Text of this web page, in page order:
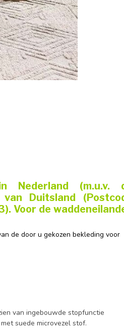
Nederland (m.u.v.
van Duitsland
Voor de
de door u gekozen bekleding voor
van ingebouwde stopfunctie
suede microvezel stof.